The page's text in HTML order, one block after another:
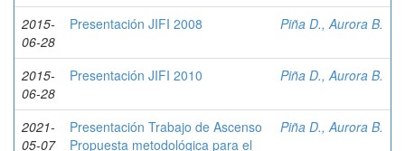
2015-
06-28
Presentación JIFI 2008 Piña D., Aurora B.
2015-
06-28
Presentación JIFI 2010 Piña D., Aurora B.
2021-
05-07
Presentación Trabajo de Ascenso
Propuesta metodológica para el
Piña D., Aurora B.